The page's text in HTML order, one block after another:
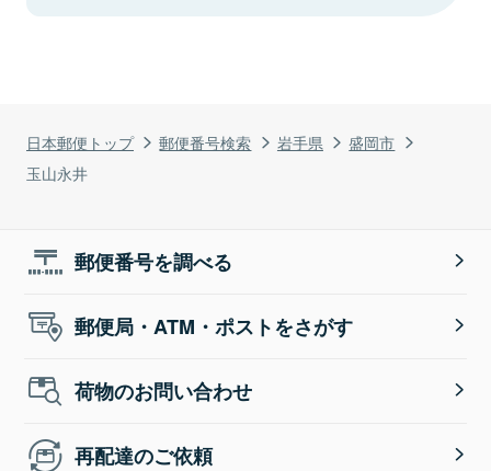
日本郵便トップ 郵便番号検索 岩手県
盛岡市
玉山永井
郵便番号を調べる
郵便局・ATM・ポストをさがす
荷物のお問い合わせ
再配達のご依頼